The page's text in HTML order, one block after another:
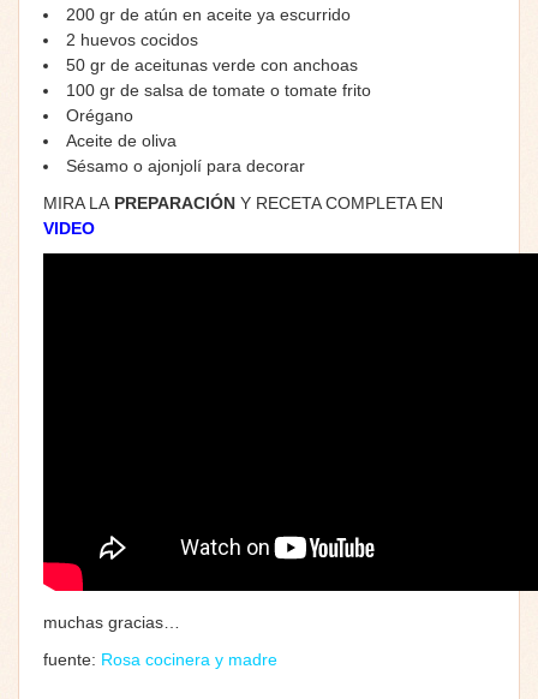
200 gr de atún en aceite ya escurrido
2 huevos cocidos
50 gr de aceitunas verde con anchoas
100 gr de salsa de tomate o tomate frito
Orégano
Aceite de oliva
Sésamo o ajonjolí para decorar
MIRA LA PREPARACIÓN Y RECETA COMPLETA EN
VIDEO
muchas gracias…
fuente: Rosa cocinera y madre